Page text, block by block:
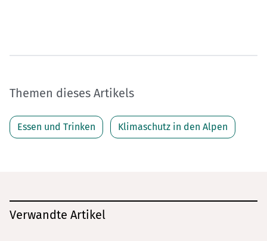
Themen dieses Artikels
Essen und Trinken Klimaschutz in den Alpen
Verwandte Artikel